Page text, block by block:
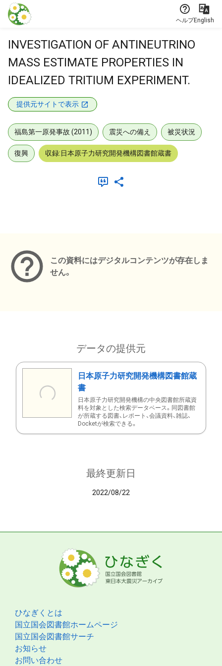
本文に飛ぶ
ヘルプEnglish
INVESTIGATION OF ANTINEUTRINO
MASS ESTIMATE PROPERTIES IN
IDEALIZED TRITIUM EXPERIMENT.
提供元サイトで表示
福島第一原発事故 (2011) 震災への備え 被災状況
復興 収録:日本原子力研究開発機構図書館蔵書
この資料にはデジタルコンテンツが存在しま
せん。
データの提供元
日本原子力研究開発機構図書館蔵
書
日本原子力研究開発機構の中央図書館所蔵資
料を対象とした検索データベース。同図書館
が所蔵する図書、レポート、会議資料、雑誌、
Docketが検索できる。
最終更新日
2022/08/22
ひなぎくとは
国立国会図書館ホームページ
国立国会図書館サーチ
お知らせ
お問い合わせ